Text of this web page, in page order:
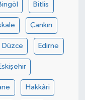
Bitlis
Çankırı
Düzce Edirne
Hakkâri